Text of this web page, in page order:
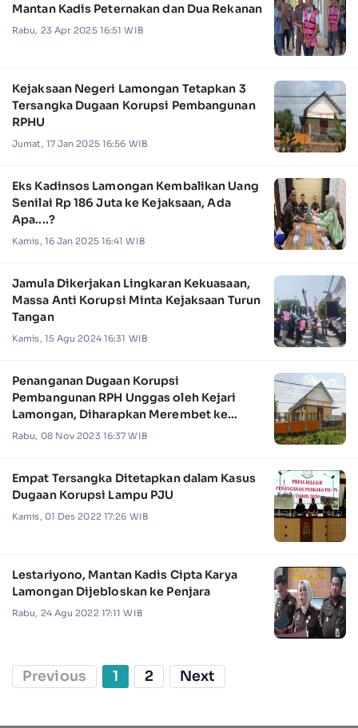
Mantan Kadis Peternakan dan Dua Rekanan
Rabu, 23 Apr 2025 16:51 WIB
Kejaksaan Negeri Lamongan Tetapkan 3
Tersangka Dugaan Korupsi Pembangunan
RPHU
Jumat, 17 Jan 2025 16:56 WIB
Eks Kadinsos Lamongan Kembalikan Uang
Senilai Rp 186 Juta ke Kejaksaan, Ada
Apa....?
Kamis, 16 Jan 2025 16:41 WIB
Jamula Dikerjakan Lingkaran Kekuasaan,
Massa Anti Korupsi Minta Kejaksaan Turun
Tangan
Kamis, 15 Agu 2024 16:31 WIB
Penanganan Dugaan Korupsi
Pembangunan RPH Unggas oleh Kejari
Lamongan, Diharapkan Merembet ke
Dinas-dinas Lainnya
Rabu, 08 Nov 2023 16:37 WIB
Empat Tersangka Ditetapkan dalam Kasus
Dugaan Korupsi Lampu PJU
Kamis, 01 Des 2022 17:26 WIB
Lestariyono, Mantan Kadis Cipta Karya
Lamongan Dijebloskan ke Penjara
Rabu, 24 Agu 2022 17:11 WIB
Previous 1 2 Next